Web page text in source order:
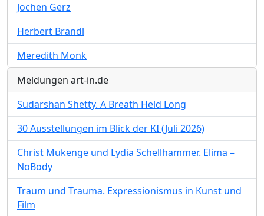
Jochen Gerz
Herbert Brandl
Meredith Monk
Meldungen art-in.de
Sudarshan Shetty. A Breath Held Long
30 Ausstellungen im Blick der KI (Juli 2026)
Christ Mukenge und Lydia Schellhammer. Elima –
NoBody
Traum und Trauma. Expressionismus in Kunst und
Film